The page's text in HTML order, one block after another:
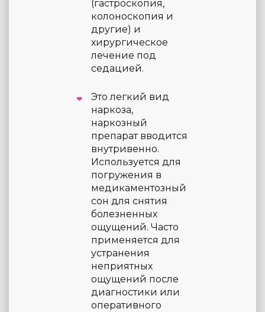
(гастроскопия,
колоноскопия и
другие) и
хирургическое
лечение под
седацией.
Это легкий вид
наркоза,
наркозный
препарат вводится
внутривенно.
Используется для
погружения в
медикаментозный
сон для снятия
болезненных
ощущений. Часто
применяется для
устранения
неприятных
ощущений после
диагностики или
оперативного